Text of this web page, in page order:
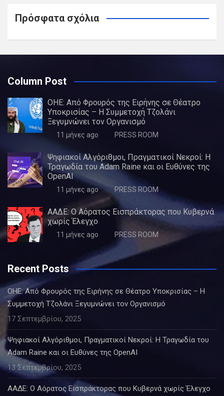
Πρόσφατα σχόλια
Column Post
ΟΗΕ: Από Φρουρός της Ειρήνης σε Θέατρο
Υποκρισίας – Η Συμμετοχή Τζολάνι
Ξεγυμνώνει τον Οργανισμό
11 μήνες ago PRESS ROOM
Ψηφιακοί Αλγόριθμοι, Πραγματικοί Νεκροί: Η
Τραγωδία του Adam Raine και οι Ευθύνες της
OpenAI
11 μήνες ago PRESS ROOM
ΑΑΔΕ: Ο Αόρατος Εισπράκτορας που Κυβερνά
χωρίς Έλεγχο
11 μήνες ago PRESS ROOM
Recent Posts
ΟΗΕ: Από Φρουρός της Ειρήνης σε Θέατρο Υποκρισίας – Η
Συμμετοχή Τζολάνι Ξεγυμνώνει τον Οργανισμό
17 Σεπτεμβρίου, 2025
Ψηφιακοί Αλγόριθμοι, Πραγματικοί Νεκροί: Η Τραγωδία του
Adam Raine και οι Ευθύνες της OpenAI
13 Σεπτεμβρίου, 2025
ΑΑΔΕ: Ο Αόρατος Εισπράκτορας που Κυβερνά χωρίς Έλεγχο